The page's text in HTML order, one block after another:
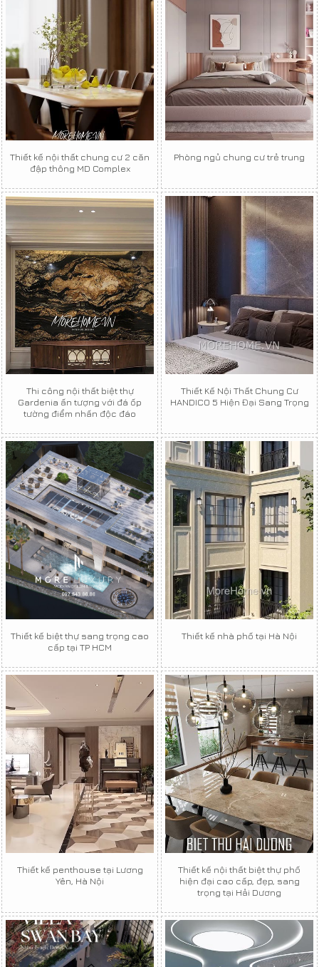
Thiết kế nội thất chung cư 2 căn
đập thông MD Complex
Phòng ngủ chung cư trẻ trung
Thi công nội thất biệt thự
Gardenia ấn tượng với đá ốp
tường điểm nhấn độc đáo
Thiết Kế Nội Thất Chung Cư
HANDICO 5 Hiện Đại Sang Trọng
Thiết kế biệt thự sang trọng cao
cấp tại TP HCM
Thiết kế nhà phố tại Hà Nội
Thiết kế penthouse tại Lương
Yên, Hà Nội
Thiết kế nội thất biệt thự phố
hiện đại cao cấp, đẹp, sang
trọng tại Hải Dương